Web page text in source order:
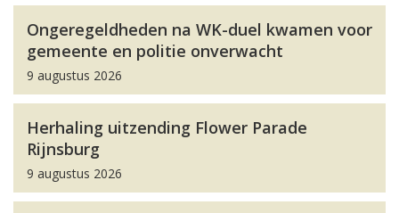
Ongeregeldheden na WK-duel kwamen voor
gemeente en politie onverwacht
9 augustus 2026
Herhaling uitzending Flower Parade
Rijnsburg
9 augustus 2026